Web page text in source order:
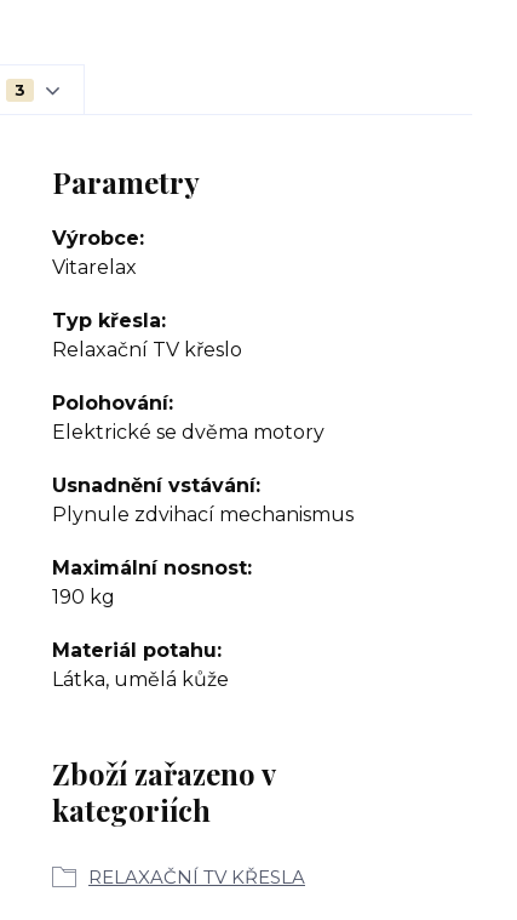
3
Parametry
Výrobce
Vitarelax
Typ křesla
Relaxační TV křeslo
Polohování
Elektrické se dvěma motory
Usnadnění vstávání
Plynule zdvihací mechanismus
Maximální nosnost
190 kg
Materiál potahu
Látka, umělá kůže
Zboží zařazeno v
kategoriích
RELAXAČNÍ TV KŘESLA